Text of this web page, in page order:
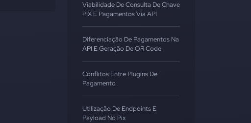
Viabilidade De Consulta De Chave
PIX E Pagamentos Via API
Diferenciação De Pagamentos Na
API E Geração De QR Code
Conflitos Entre Plugins De
Pagamento
Utilização De Endpoints E
Payload No Pix